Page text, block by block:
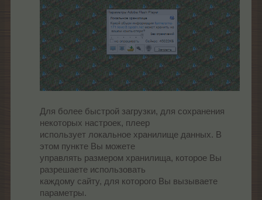
Для более быстрой загрузки, для сохранения
некоторых настроек, плеер
использует локальное хранилище данных. В
этом пункте Вы можете
управлять размером хранилища, которое Вы
разрешаете использовать
каждому сайту, для которого Вы вызываете
параметры.